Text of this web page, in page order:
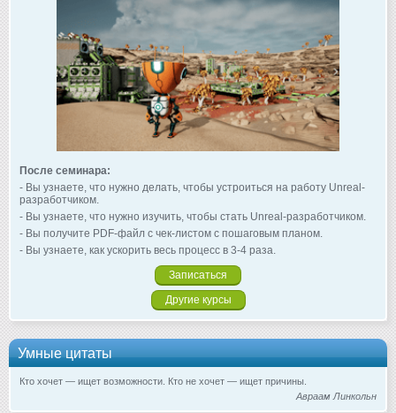
После семинара:
- Вы узнаете, что нужно делать, чтобы устроиться на работу Unreal-
разработчиком.
- Вы узнаете, что нужно изучить, чтобы стать Unreal-разработчиком.
- Вы получите PDF-файл с чек-листом с пошаговым планом.
- Вы узнаете, как ускорить весь процесс в 3-4 раза.
Записаться
Другие курсы
Умные цитаты
Кто хочет — ищет возможности. Кто не хочет — ищет причины.
Авраам Линкольн